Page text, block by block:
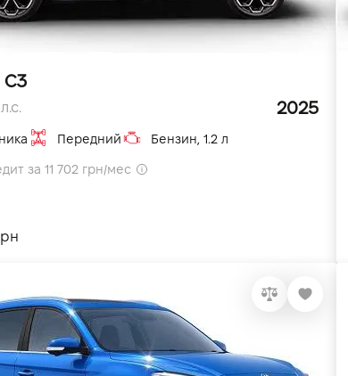
2025
Передний Бензин, 1.2 л
за 11 702 грн/мес